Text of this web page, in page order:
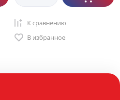
К сравнению
В избранное